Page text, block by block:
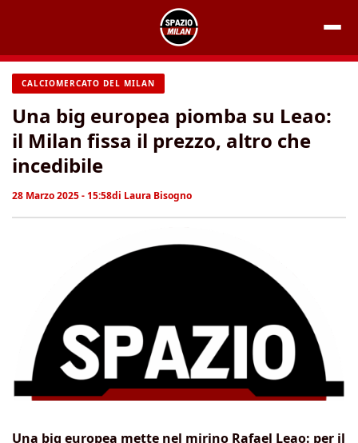
contenuto
CALCIOMERCATO DEL MILAN
Una big europea piomba su Leao:
il Milan fissa il prezzo, altro che
incedibile
28 Marzo 2025 - 15:58di Laura Bisogno
Una big europea mette nel mirino Rafael Leao: per il